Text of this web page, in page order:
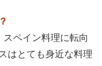
ペイン料理に転向
はとても身近な料理